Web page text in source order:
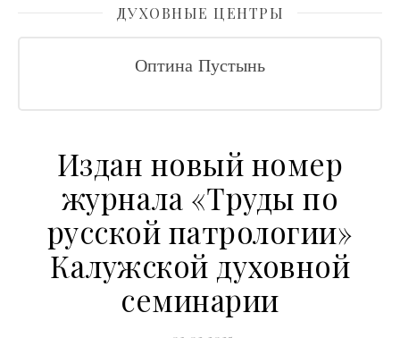
ДУХОВНЫЕ ЦЕНТРЫ
Оптина Пустынь
Издан новый номер
журнала «Труды по
русской патрологии»
Калужской духовной
семинарии